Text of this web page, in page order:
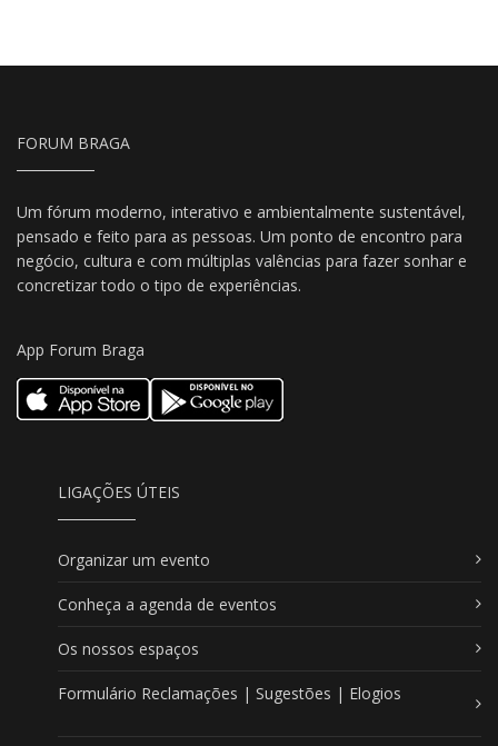
FORUM BRAGA
Um fórum moderno, interativo e ambientalmente sustentável,
pensado e feito para as pessoas. Um ponto de encontro para
negócio, cultura e com múltiplas valências para fazer sonhar e
concretizar todo o tipo de experiências.
App Forum Braga
LIGAÇÕES ÚTEIS
Organizar um evento
Conheça a agenda de eventos
Os nossos espaços
Formulário Reclamações | Sugestões | Elogios